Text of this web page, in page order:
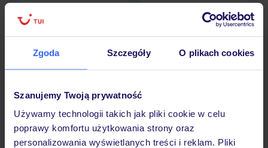
Zgoda Szczegóły O plikach cookies
Szanujemy Twoją prywatność
Używamy technologii takich jak pliki cookie w celu
poprawy komfortu użytkowania strony oraz
personalizowania wyświetlanych treści i reklam. Pliki
Dane Mondial Assistance
Dlaczego warto wybrać TUI?